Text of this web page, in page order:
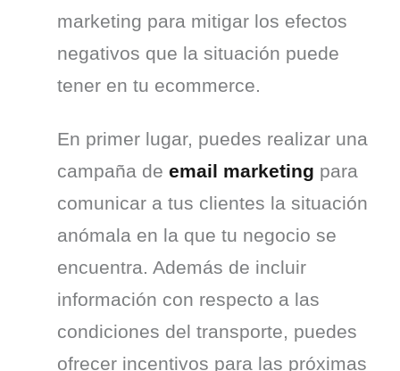
marketing para mitigar los efectos
negativos que la situación puede
tener en tu ecommerce.
En primer lugar, puedes realizar una
campaña de email marketing para
comunicar a tus clientes la situación
anómala en la que tu negocio se
encuentra. Además de incluir
información con respecto a las
condiciones del transporte, puedes
ofrecer incentivos para las próximas